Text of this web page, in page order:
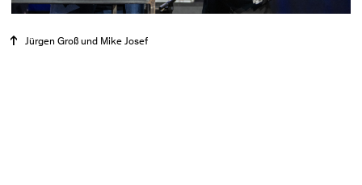
Jürgen Groß und Mike Josef